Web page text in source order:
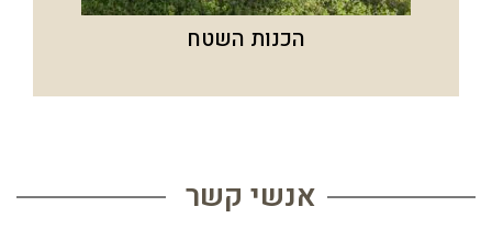
הכנות השטח
אנשי קשר